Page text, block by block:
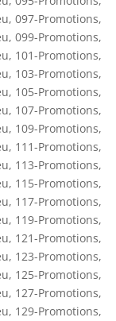
, 097-Promotions,
, 099-Promotions,
, 101-Promotions,
, 103-Promotions,
, 105-Promotions,
, 107-Promotions,
, 109-Promotions,
, 111-Promotions,
, 113-Promotions,
, 115-Promotions,
, 117-Promotions,
, 119-Promotions,
, 121-Promotions,
, 123-Promotions,
, 125-Promotions,
, 127-Promotions,
, 129-Promotions,